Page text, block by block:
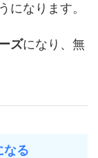
になります。
ズになり、無
なる